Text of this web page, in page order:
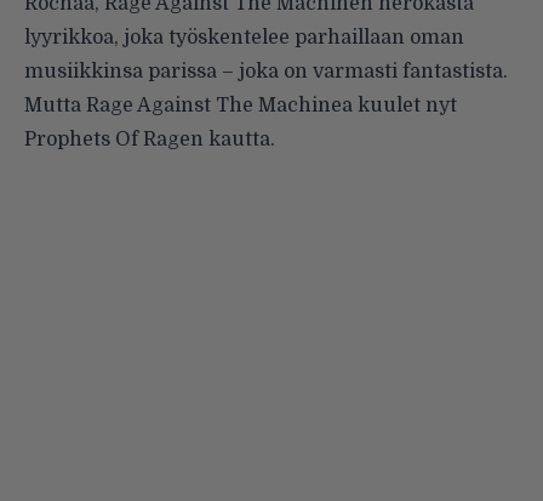
lyyrikkoa, joka työskentelee parhaillaan oman
musiikkinsa parissa – joka on varmasti fantastista.
Mutta Rage Against The Machinea kuulet nyt
Prophets Of Ragen kautta.